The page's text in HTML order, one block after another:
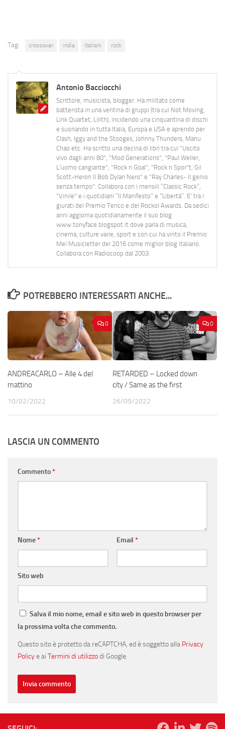
Tag: crossover indie italiani rock
Antonio Bacciocchi
Scrittore, musicista, blogger. Ha militato come
batterista in una ventina di gruppi (tra cui Not Moving,
Link Quartet, Lilith), incidendo una cinquantina di dischi
e suonando in tutta Italia, Europa e USA e aprendo per
Clash, Iggy and the Stooges, Johnny Thunders, Manu
Chao etc. Ha scritto una decina di libri tra cui "Uscito
vivo dagli anni 80", "Mod Generations", "Paul Weller,
L’uomo cangiante", "Rock n Goal", "Rock n Spor"t, Gil
Scott-Heron Il Bob Dylan Nero" e "Ray Charles- Il genio
senza tempo". Collabora con i mensili “Classic Rock”,
"Vinile" e i quotidiani “Il Manifesto” e “Libertà”. E' tra i
giurati del Premio Tenco e del Rockol Awards. Da sedici
anni aggiorna quotidianamente il suo blog
www.tonyface.blogspot.it dove parla di musica,
cinema, culture varie, sport e con cui ha vinto il Premio
Mei Musicletter del 2016 come miglior blog italiano.
Collabora con Radiocoop dal 2003.
POTREBBERO INTERESSARTI ANCHE...
0
ANDREACARLO – Alle 4 del
mattino
10/02/2022
0
RETARDED – Locked down
city / Same as the first
26/09/2022
LASCIA UN COMMENTO
Commento*
Nome* Email *
Sito web
Salva il mio nome, email e sito web in questo browser per
la prossima volta che commento.
Questo sito è protetto da reCAPTCHA, ed è soggetto alla Privacy
Policye ai Termini di utilizzodi Google.